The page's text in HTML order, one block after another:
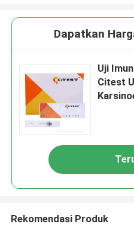
Dapatkan
Uji
Citest
Rekomendasi Produk